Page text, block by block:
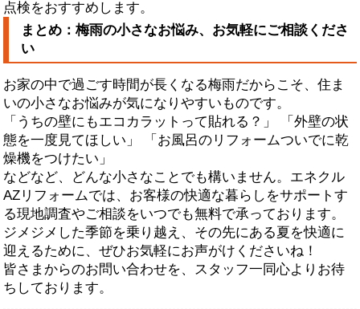
点検をおすすめします。
まとめ：梅雨の小さなお悩み、お気軽にご相談くださ
い
お家の中で過ごす時間が長くなる梅雨だからこそ、住ま
いの小さなお悩みが気になりやすいものです。
「うちの壁にもエコカラットって貼れる？」 「外壁の状
態を一度見てほしい」 「お風呂のリフォームついでに乾
燥機をつけたい」
などなど、どんな小さなことでも構いません。エネクル
AZリフォームでは、お客様の快適な暮らしをサポートす
る現地調査やご相談をいつでも無料で承っております。
ジメジメした季節を乗り越え、その先にある夏を快適に
迎えるために、ぜひお気軽にお声がけくださいね！
皆さまからのお問い合わせを、スタッフ一同心よりお待
ちしております。